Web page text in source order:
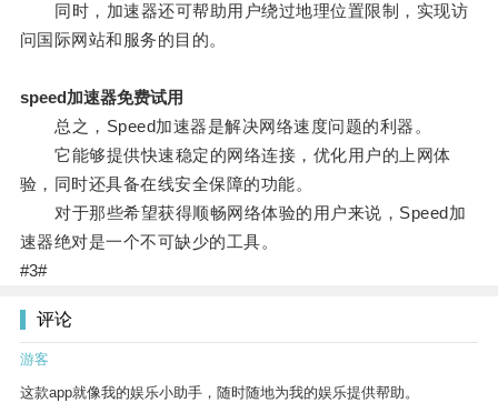
同时，加速器还可帮助用户绕过地理位置限制，实现访
问国际网站和服务的目的。
speed加速器免费试用
总之，Speed加速器是解决网络速度问题的利器。
它能够提供快速稳定的网络连接，优化用户的上网体
验，同时还具备在线安全保障的功能。
对于那些希望获得顺畅网络体验的用户来说，Speed加
速器绝对是一个不可缺少的工具。
#3#
评论
游客
这款app就像我的娱乐小助手，随时随地为我的娱乐提供帮助。